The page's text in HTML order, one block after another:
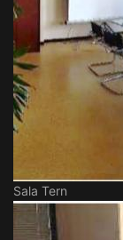
Sala Tern